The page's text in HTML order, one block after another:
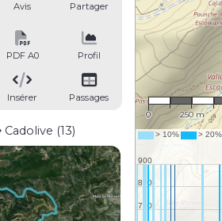
Avis Partager
PDF A0 Profil
Insérer Passages
Cadolive (13)
1 : 16,231
0 250 m